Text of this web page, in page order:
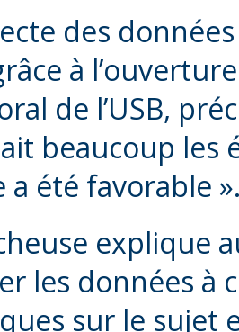
des
à
de l’USB,
beaucoup les
a été favorable
explique
les données à
sur le sujet